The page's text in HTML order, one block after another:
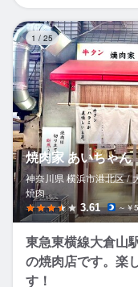
1 /25
焼肉家 あいちゃん
神奈川県 横浜市港北区 /
焼肉
3.61 ～￥
東急東横線大倉山
の焼肉店です。楽
す！